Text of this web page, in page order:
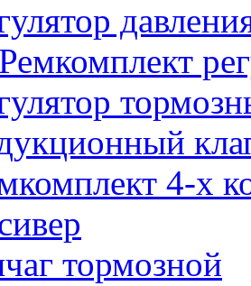
Ремкомплект
4-х
тормозной